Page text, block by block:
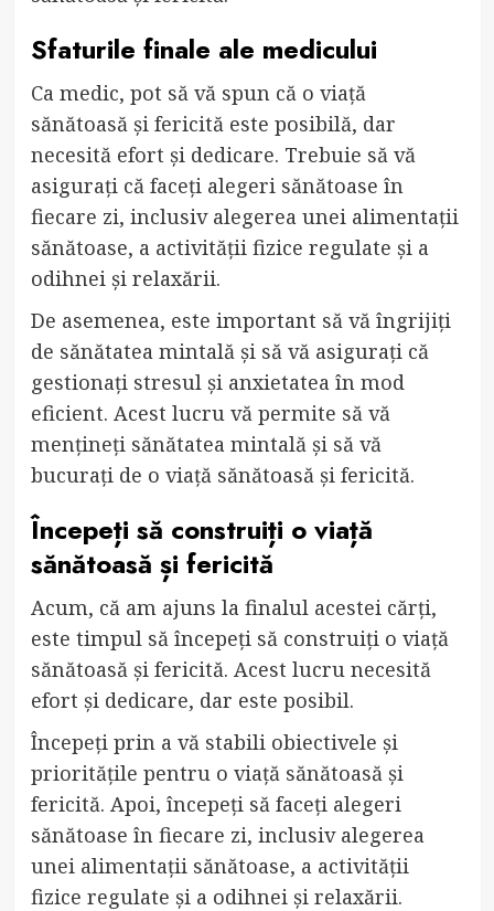
Sfaturile finale ale medicului
Ca medic, pot să vă spun că o viață
sănătoasă și fericită este posibilă, dar
necesită efort și dedicare. Trebuie să vă
asigurați că faceți alegeri sănătoase în
fiecare zi, inclusiv alegerea unei alimentații
sănătoase, a activității fizice regulate și a
odihnei și relaxării.
De asemenea, este important să vă îngrijiți
de sănătatea mintală și să vă asigurați că
gestionați stresul și anxietatea în mod
eficient. Acest lucru vă permite să vă
mențineți sănătatea mintală și să vă
bucurați de o viață sănătoasă și fericită.
Începeți să construiți o viață
sănătoasă și fericită
Acum, că am ajuns la finalul acestei cărți,
este timpul să începeți să construiți o viață
sănătoasă și fericită. Acest lucru necesită
efort și dedicare, dar este posibil.
Începeți prin a vă stabili obiectivele și
prioritățile pentru o viață sănătoasă și
fericită. Apoi, începeți să faceți alegeri
sănătoase în fiecare zi, inclusiv alegerea
unei alimentații sănătoase, a activității
fizice regulate și a odihnei și relaxării.